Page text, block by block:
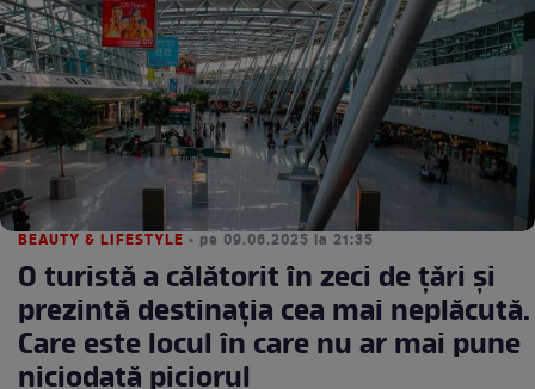
BEAUTY & LIFESTYLE • pe 09.06.2025 la 21:35
O turistă a călătorit în zeci de țări și
prezintă destinația cea mai neplăcută.
Care este locul în care nu ar mai pune
niciodată piciorul